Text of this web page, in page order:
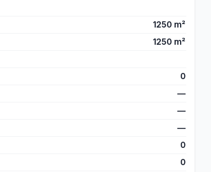
1250 m²
1250 m²
0
—
—
—
0
0